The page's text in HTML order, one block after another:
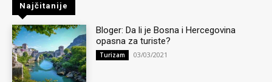
Najčitanije
Bloger: Da li je Bosna i Hercegovina
opasna za turiste?
Turizam 03/03/2021